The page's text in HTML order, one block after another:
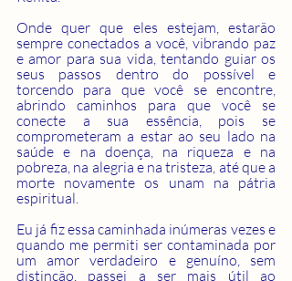
Onde quer que eles estejam, estarão
sempre conectados a você, vibrando paz
e amor para sua vida, tentando guiar os
seus passos dentro do possível e
torcendo para que você se encontre,
abrindo caminhos para que você se
conecte a sua essência, pois se
comprometeram a estar ao seu lado na
saúde e na doença, na riqueza e na
pobreza, na alegria e na tristeza, até que a
morte novamente os unam na pátria
espiritual.
Eu já fiz essa caminhada inúmeras vezes e
quando me permiti ser contaminada por
um amor verdadeiro e genuíno, sem
distinção, passei a ser mais útil ao